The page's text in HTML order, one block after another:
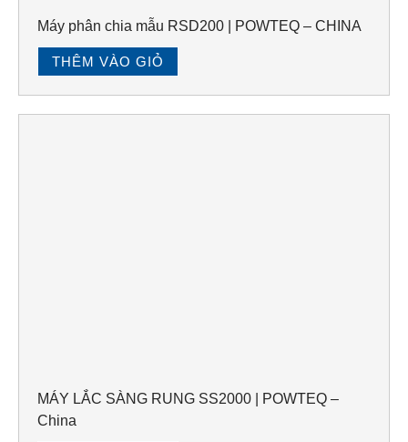
Máy phân chia mẫu RSD200 | POWTEQ – CHINA
THÊM VÀO GIỎ
MÁY LẮC SÀNG RUNG SS2000 | POWTEQ –
China